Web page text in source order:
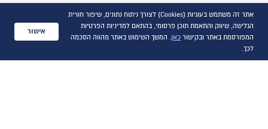
שעות פעילות מוקד שירות לקוחות:
א' - ד':
09:00 - 16:30
ה :
09:00 - 16:00
אתר זה משתמש בעוגיות (Cookies) לצורך ניתוח נתונים, שיפור חוויית
הגלישה, שיווק והתאמת תוכן פרסומי, בהתאם למדיניות הפרטיות
המפורסמת באתר ובקישור כאן. המשך השימוש באתר מהווה הסכמה
לכך.
אישור